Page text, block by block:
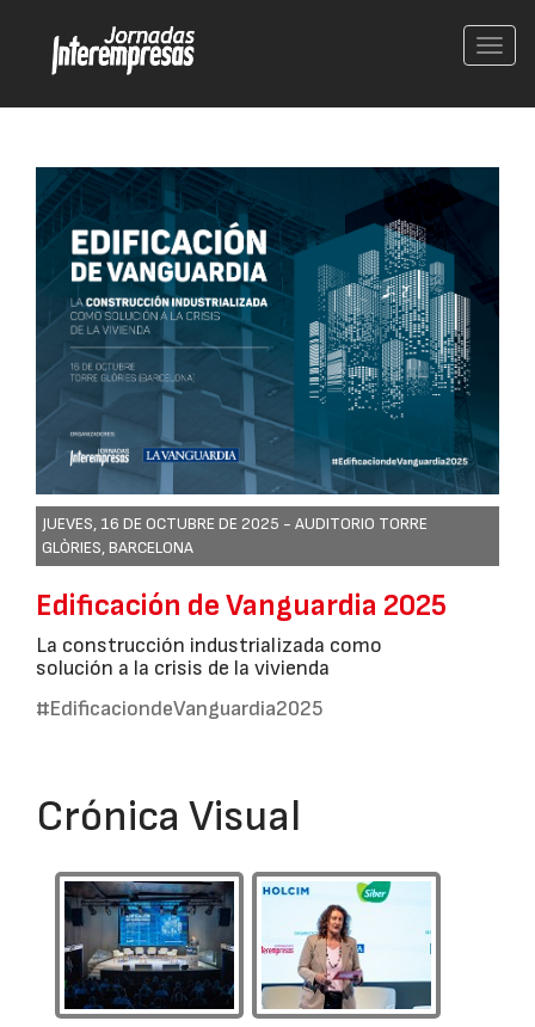
JUEVES, 16 DE OCTUBRE DE 2025 - AUDITORIO TORRE
GLÒRIES, BARCELONA
Edificación de Vanguardia 2025
La construcción industrializada como
solución a la crisis de la vivienda
#EdificaciondeVanguardia2025
Crónica Visual